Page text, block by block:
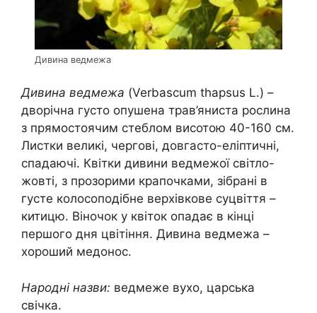
Дивина ведмежа
Дивина ведмежа (Verbascum thapsus L.) –
дворічна густо опушена трав’яниста рослина
з прямостоячим стеблом висотою 40-160 см.
Листки великі, чергові, довгасто-еліптичні,
спадаючі. Квітки дивини ведмежої світло-
жовті, з прозорими крапочками, зібрані в
густе колосоподібне верхівкове суцвіття –
китицю. Віночок у квіток опадає в кінці
першого дня цвітіння. Дивина ведмежа –
хороший медонос.
Народні назви: ведмеже вухо, царська
свічка.